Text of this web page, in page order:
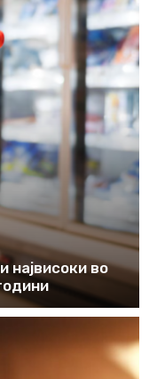
највисоки во